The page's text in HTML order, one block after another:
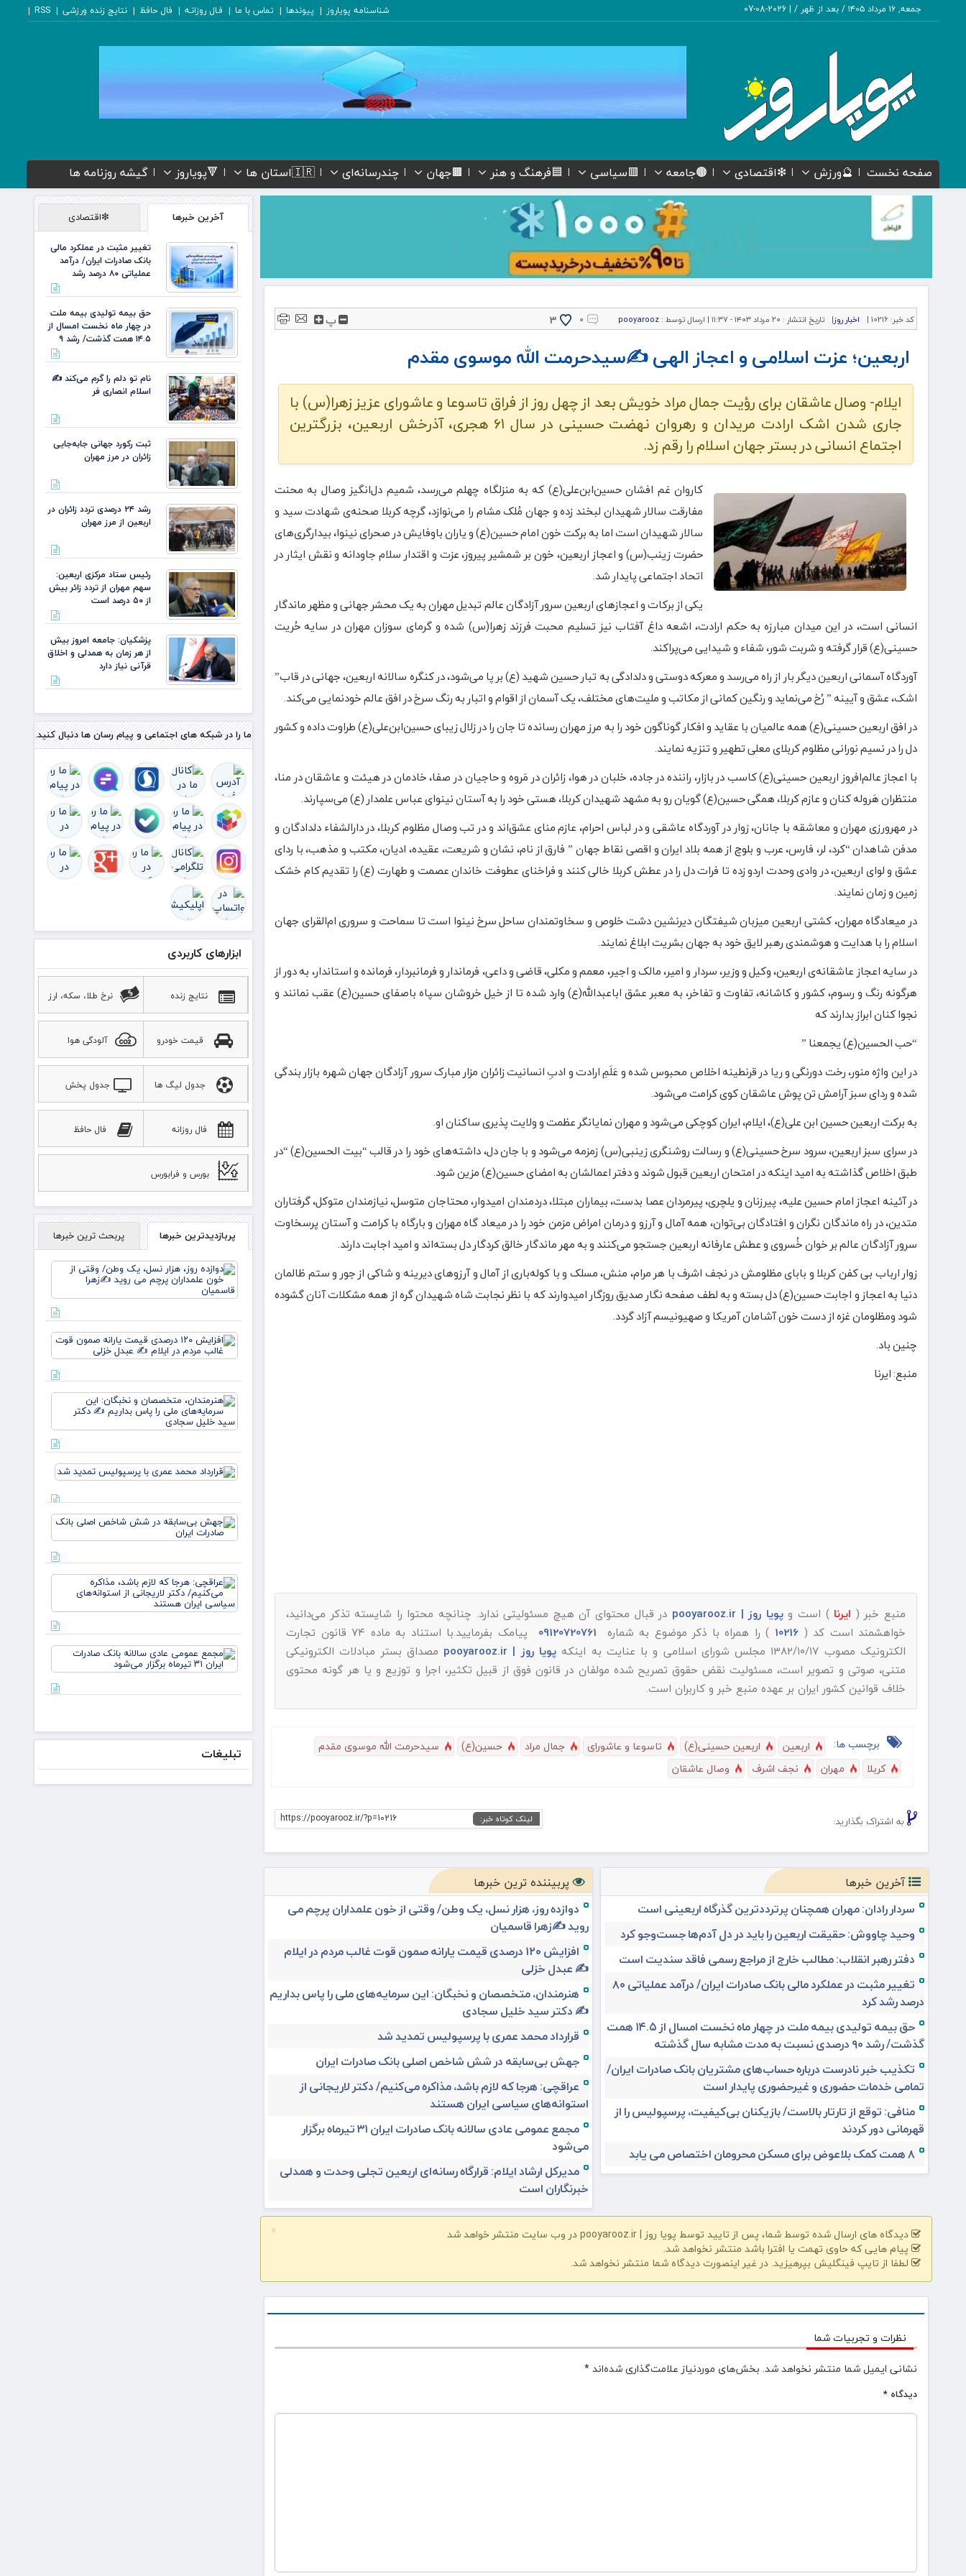
جمعه, ۱۶ مرداد ۱۴۰۵ / بعد از ظهر / |
2026-08-07 شناسنامه پویاروز پیوندها تماس با ما فـال روزانـه فال حافظ نتایج زنده ورزشی RSS
صفحه نخست 🔮ورزش ❇اقتصادی 🟤جامعه 🟥سیاسی 🟦فرهنگ و هنر 🟫جهان چندرسانه‌ای 🇮🇷استان ها 🔻پویاروز گیشه روزنامه ها
کد خبر: 10216 | اخبار روز| تاریخ انتشار : ۲۰ مرداد ۱۴۰۳ - ۱۱:۳۷ | ارسال توسط : pooyarooz ۰ 3 پ
اربعین؛ عزت اسلامی و اعجاز الهی ✍️سیدحرمت الله موسوی مقدم
ایلام- وصال عاشقان برای رؤیت جمال مراد خویش بعد از چهل روز از فراق تاسوعا و عاشورای عزیز زهرا(س) با
جاری شدن اشک ارادت مریدان و رهروان نهضت حسینی در سال ۶۱ هجری، آذرخش اربعین، بزرگترین
اجتماع انسانی در بستر جهان اسلام را رقم زد.
کاروان غم افشان حسین‌ابن‌علی(ع) که به منزلگاه چهلم می‌رسد، شمیم دل‌انگیز وصال به محنت
مفارقت سالار شهیدان لبخند زده و جهان مُلک مشام را می‌نوازد، گرچه کربلا صحنه‌ی شهادت سید و
سالار شهیدان است اما به برکت خون امام حسین(ع) و یاران باوفایش در صحرای نینوا، بیدارگری‌های
حضرت زینب(س) و اعجاز اربعین، خون بر شمشیر پیروز، عزت و اقتدار سلام جاودانه و نقش ایثار در
اتحاد اجتماعی پایدار شد.
یکی از برکات و اعجازهای اربعین سرور آزادگان عالم تبدیل مهران به یک محشر جهانی و مظهر ماندگار
انسانی است، در این میدان مبارزه به حکم ارادت، اشعه داغ آفتاب نیز تسلیم محبت فرزند زهرا(س) شده و گرمای سوزان مهران در سایه حُریت
حسینی(ع) قرار گرفته و شربت شور، شفاء و شیدایی می‌پراکند.
آوردگاه آسمانی اربعین دیگر بار از راه می‌رسد و معرکه دوستی و دلدادگی به تبار حسین شهید (ع) بر پا می‌شود، در کنگره سالانه اربعین، جهانی در قاب”
اشک، عشق و آیینه ” رُخ می‌نماید و رنگین کمانی از مکاتب و ملیت‌های مختلف، یک آسمان از اقوام و اتبار به رنگ سرخ در افق عالم خودنمایی می‌کند.
در افق اربعین حسینی(ع) همه عالمیان با عقاید و افکار گوناگون خود را به مرز مهران رسانده تا جان را در زلال زیبای حسین‌ابن‌علی(ع) طراوت داده و کشور
دل را در نسیم نورانی مظلوم کربلای معلی تطهیر و تنزیه نمایند.
با اعجاز عالم‌افروز اربعین حسینی(ع) کاسب در بازار، راننده در جاده، خلبان در هوا، زائران در مَروه و حاجیان در صفا، خادمان در هیئت و عاشقان در منا،
منتظران هَروله کنان و عازم کربلا، همگی حسین(ع) گویان رو به مشهد شهیدان کربلا، هستی خود را به آستان نینوای عباس علمدار (ع) می‌سپارند.
در مهرورزی مهران و معاشقه با جانان، زوار در آوردگاه عاشقی و در لباس احرام، عازم منای عشق‌اند و در تب وصال مظلوم کربلا، در دارالشفاء دلدادگان و
مدفن شاهدان “کرد، لر، فارس، عرب و بلوچ از همه بلاد ایران و اقصی نقاط جهان ” فارق از نام، نشان و شریعت، عقیده، ادیان، مکتب و مذهب، با ردای
عشق و لوای اربعین، در وادی وحدت اردو زده تا فرات دل را در عطش کربلا خالی کنند و فراخنای عطوفت خاندان عصمت و طهارت (ع) را تقدیم کام خشک
زمین و زمان نمایند.
در میعادگاه مهران، کشتی اربعین میزبان شیفتگان دیرنشین دشت خلوص و سخاوتمندان ساحل سرخ نینوا است تا سماحت و سروری ام‌القرای جهان
اسلام را با هدایت و هوشمندی رهبر لایق خود به جهان بشریت ابلاغ نمایند.
در سایه اعجاز عاشقانه‌ی اربعین، وکیل و وزیر، سردار و امیر، مالک و اجیر، معمم و مکلی، قاضی و داعی، فرماندار و فرمانبردار، فرمانده و استاندار، به دور از
هرگونه رنگ و رسوم، کشور و کاشانه، تفاوت و تفاخر، به معبر عشق اباعبدالله(ع) وارد شده تا از خیل خروشان سپاه باصفای حسین(ع) عقب نمانند و
نجوا کنان ابراز بدارند که
“حب الحسین(ع) یجمعنا ”
در این واژه منور، رخت دورنگی و ریا در قرنطینه اخلاص محبوس شده و عَلَمِ ارادت و ادبِ انسانیت زائران مزار مبارک سرور آزادگان جهان شهره بازار بندگی
شده و ردای سبز آرامش تن پوش عاشقان کوی کرامت می‌شود.
به برکت اربعین حسین ابن علی(ع)، ایلام، ایران کوچکی می‌شود و مهران نمایانگر عظمت و ولایت پذیری ساکنان او.
در سرای سبز اربعین، سرود سرخ حسینی(ع) و رسالت روشنگری زینبی(س) زمزمه می‌شود و با جان دل، داشته‌های خود را در قالب “بیت الحسین(ع) “در
طبق اخلاص گذاشته به امید اینکه در امتحان اربعین قبول شوند و دفتر اعمالشان به امضای حسین(ع) مزین شود.
در آئینه اعجاز امام حسین علیه، پیرزنان و یلچری، پیرمردان عصا بدست، بیماران مبتلا، دردمندان امیدوار، محتاجان متوسل، نیازمندان متوکل، گرفتاران
متدین، در راه ماندگان نگران و افتادگان بی‌توان، همه آمال و آرزو و درمان امراض مزمن خود را در میعاد گاه مهران و بارگاه با کرامت و آستان پرسخاوت
سرور آزادگان عالم بر خوان خُسروی و عطش عارفانه اربعین جستجو می‌کنند و به مهر ماندگار خالق کردگار دل بسته‌اند و امید اجابت دارند.
زوار ارباب بی کفن کربلا و بابای مظلومش در نجف اشرف با هر مرام، منش، مسلک و با کوله‌باری از آمال و آرزوهای دیرینه و شاکی از جور و ستم ظالمان
دنیا به اعجاز و اجابت حسین(ع) دل بسته و به لطف صفحه نگار صدیق روزگار امیدوارند که با نظر نجابت شاه شهیدان گره از همه مشکلات آنان گشوده
شود ومظلومان غزه از دست خون آشامان آمریکا و صهیونیسم آزاد گردد.
چنین باد.
منبع: ایرنا
منبع خبر ( ایرنا ) است وپویا روز | pooyarooz.ir
در قبال محتوای آن هیچ مسئولیتی ندارد. چنانچه محتوا را شایسته تذکر می‌دانید،
خواهشمند است کد ( 10216 ) را همراه با ذکر موضوع به شماره
پیامک بفرمایید.با استناد به ماده ۷۴ قانون تجارت
الکترونیک مصوب ۱۳۸۲/۱۰/۱۷ مجلس شورای اسلامی و با عنایت به اینکه
پویا روز | pooyarooz.ir
مصداق بستر مبادلات الکترونیکی
متنی، صوتی و تصویر است، مسئولیت نقض حقوق تصریح شده مولفان در قانون فوق از قبیل تکثیر، اجرا و توزیع و یا هر گونه محتوی
خلاف قوانین کشور ایران بر عهده منبع خبر و کاربران است.
برچسب ها: اربعین اربعین حسینی(ع) تاسوعا و عاشورای جمال مراد حسین(ع)
سیدحرمت الله موسوی مقدم
کربلا
مهران نجف اشرف وصال عاشقان
به اشتراک بگذارید: لینک کوتاه خبر: https://pooyarooz.ir/?p=10216
آخرین خبرها
سردار رادان: مهران همچنان پرترددترین گذرگاه اربعینی است
وحید چاووش: حقیقت اربعین را باید در دل آدم‌ها جست‌وجو کرد
دفتر رهبر انقلاب: مطالب خارج از مراجع رسمی فاقد سندیت است
تغییر مثبت در عملکرد مالی بانک صادرات ایران/ درآمد عملیاتی ۸۰
درصد رشد کرد
حق بیمه تولیدی بیمه ملت در چهار ماه نخست امسال از ۱۴.۵ همت
گذشت/ رشد ۹۰ درصدی نسبت به مدت مشابه سال گذشته
تکذیب خبر نادرست درباره حساب‌های مشتریان بانک صادرات ایران/
تمامی خدمات حضوری و غیرحضوری پایدار است
منافی: توقع از تارتار بالاست/ بازیکنان بی‌کیفیت، پرسپولیس را از
قهرمانی دور کردند
۸ همت کمک بلاعوض برای مسکن محرومان اختصاص می یابد
پربیننده ترین خبرها
دوازده روز، هزار نسل، یک وطن/ وقتی از خون علمداران پرچم می
روید ✍️زهرا قاسمیان
افزایش ۱۲۰ درصدی قیمت یارانه صمون قوت غالب مردم در ایلام
✍️ عبدل خزلی
هنرمندان، متخصصان و نخبگان: این سرمایه‌های ملی را پاس بداریم
✍️ دکتر سید خلیل سجادی
قرارداد محمد عمری با پرسپولیس تمدید شد
جهش بی‌سابقه در شش شاخص اصلی بانک صادرات ایران
عراقچی: هرجا که لازم باشد، مذاکره می‌کنیم/ دکتر لاریجانی از
استوانه‌های سیاسی ایران هستند
مجمع عمومی عادی سالانه بانک صادرات ایران ۳۱ تیرماه برگزار
می‌شود
مدیرکل ارشاد ایلام: قرارگاه رسانه‌ای اربعین تجلی وحدت و همدلی
خبرنگاران است
×
دیدگاه های ارسال شده توسط شما، پس از تایید توسط پویا روز | pooyarooz.ir در وب سایت منتشر خواهد شد
پیام هایی که حاوی تهمت یا افترا باشد منتشر نخواهد شد.
لطفا از تایپ فینگلیش بپرهیزید. در غیر اینصورت دیدگاه شما منتشر نخواهد شد.
نظرات و تجربیات شما
نشانی ایمیل شما منتشر نخواهد شد. بخش‌های موردنیاز علامت‌گذاری شده‌اند*
دیدگاه *
آخرین خبرها ❇اقتصادی
تغییر مثبت در عملکرد مالی
بانک صادرات ایران/ درآمد
عملیاتی ۸۰ درصد رشد
حق بیمه تولیدی بیمه ملت
در چهار ماه نخست امسال از
۱۴.۵ همت گذشت/ رشد ۹
نام تو دلم را گرم می‌کند ✍️
اسلام انصاری فر
ثبت رکورد جهانی جابه‌جایی
زائران در مرز مهران
رشد ۲۴ درصدی تردد زائران در
اربعین از مرز مهران
رئیس ستاد مرکزی اربعین:
سهم مهران از تردد زائر بیش
از ۵۰ درصد است
پزشکیان: جامعه امروز بیش
از هر زمان به همدلی و اخلاق
قرآنی نیاز دارد
ما را در شبکه های اجتماعی و پیام رسان ها دنبال کنید.
ابزارهای کاربردی
نتایج زنده نرخ طلا، سکه، ارز
قیمت خودرو آلودگی هوا
جدول لیگ ها
جدول پخش
ورزشی
فال روزانه
فال حافظ
بورس و فرابورس
پربازدیدترین خبرها پربحث ترین خبرها
تیرماه
تبلیغات